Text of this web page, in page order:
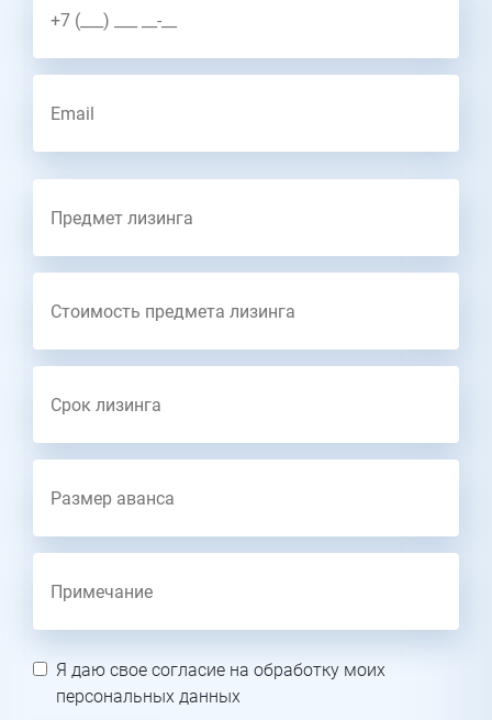
Я даю свое согласие на обработку моих
персональных данных